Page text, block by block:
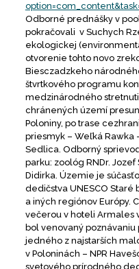
Odborné prednášky v
pokračovali v Suchych
ekologickej
otvorenie tohto novo
Biesczadzkeho
štvrtkového programu
medzinárodného
chránených území
Poloniny, po trase
priesmyk – Weľká Rawka
Sedlica. Odborný
parku: zoológ RNDr.
Didirka. Územie je
dedičstva UNESCO Staré
a iných regiónov Európy.
večerou v hoteli Armales
bol venovaný
jedného z najstarších
v Poloninách – NPR
svetového prírodného